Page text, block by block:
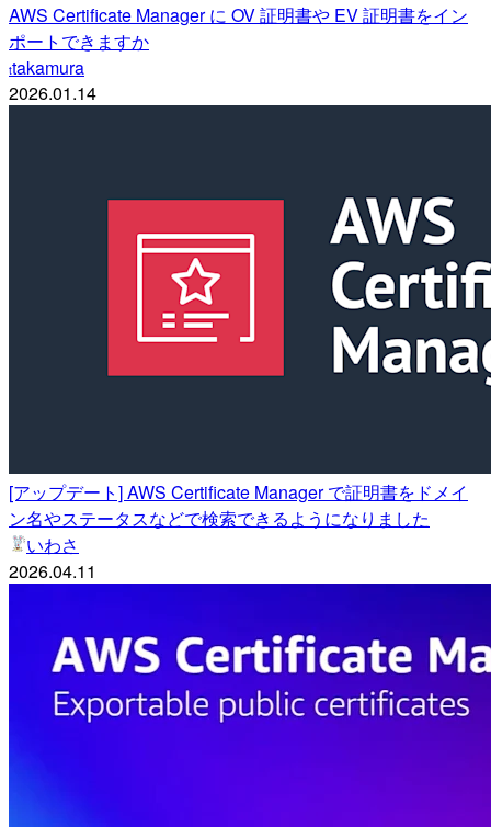
AWS Certificate Manager に OV 証明書や EV 証明書をイン
ポートできますか
ttakamura
2026.01.14
[アップデート] AWS Certificate Manager で証明書をドメイ
ン名やステータスなどで検索できるようになりました
いわさ
2026.04.11